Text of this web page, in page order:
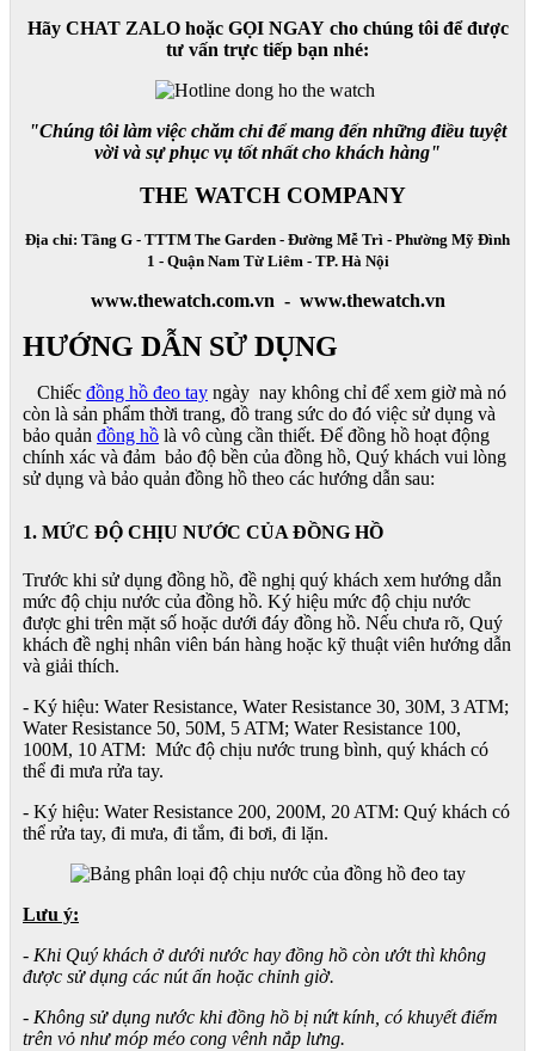
Hãy CHAT ZALO hoặc GỌI NGAY cho chúng tôi để được
tư vấn trực tiếp bạn nhé:
"Chúng tôi làm việc chăm chỉ để mang đến những điều tuyệt
vời và sự phục vụ tốt nhất cho khách hàng"
THE WATCH COMPANY
Địa chỉ: Tầng G - TTTM The Garden - Đường Mễ Trì - Phường Mỹ Đình
1 - Quận Nam Từ Liêm - TP. Hà Nội
www.thewatch.com.vn - www.thewatch.vn
HƯỚNG DẪN SỬ DỤNG
Chiếc đồng hồ đeo tay ngày nay không chỉ để xem giờ mà nó
còn là sản phẩm thời trang, đồ trang sức do đó việc sử dụng và
bảo quản đồng hồ là vô cùng cần thiết. Để đồng hồ hoạt động
chính xác và đảm bảo độ bền của đồng hồ, Quý khách vui lòng
sử dụng và bảo quản đồng hồ theo các hướng dẫn sau:
1. MỨC ĐỘ CHỊU NƯỚC CỦA ĐỒNG HỒ
Trước khi sử dụng đồng hồ, đề nghị quý khách xem hướng dẫn
mức độ chịu nước của đồng hồ. Ký hiệu mức độ chịu nước
được ghi trên mặt số hoặc dưới đáy đồng hồ. Nếu chưa rõ, Quý
khách đề nghị nhân viên bán hàng hoặc kỹ thuật viên hướng dẫn
và giải thích.
- Ký hiệu: Water Resistance, Water Resistance 30, 30M, 3 ATM;
Water Resistance 50, 50M, 5 ATM; Water Resistance 100,
100M, 10 ATM: Mức độ chịu nước trung bình, quý khách có
thể đi mưa rửa tay.
- Ký hiệu: Water Resistance 200, 200M, 20 ATM: Quý khách có
thể rửa tay, đi mưa, đi tắm, đi bơi, đi lặn.
Lưu ý:
- Khi Quý khách ở dưới nước hay đồng hồ còn ướt thì không
được sử dụng các nút ấn hoặc chỉnh giờ.
- Không sử dụng nước khi đồng hồ bị nứt kính, có khuyết điểm
trên vỏ như móp méo cong vênh nắp lưng.